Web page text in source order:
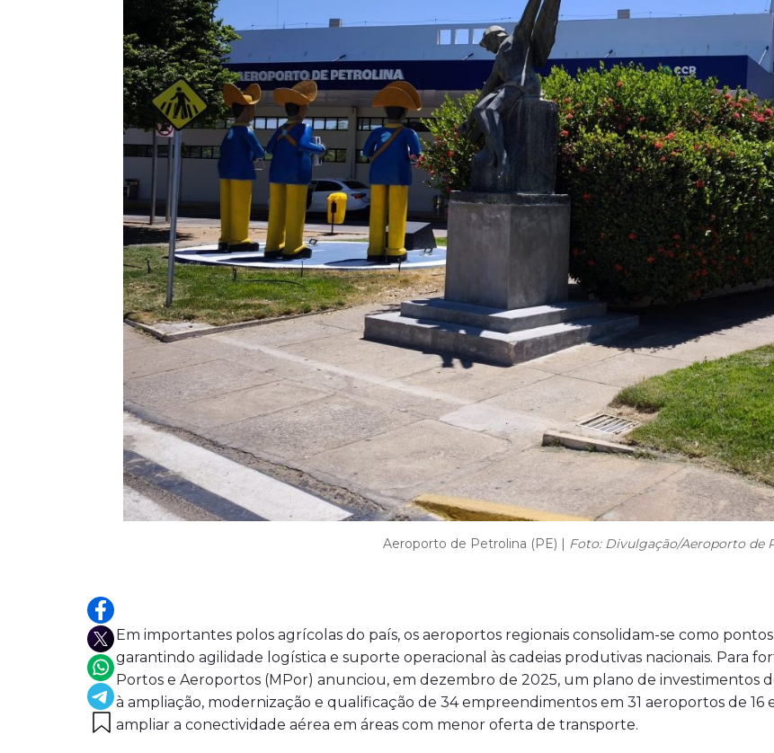
Aeroporto de Petrolina (PE) | Foto: Divulgação/Aeroporto de
Em importantes polos agrícolas do país, os aeroportos regionais consolidam-se como
garantindo agilidade logística e suporte operacional às cadeias produtivas nacionais. Para
Portos e Aeroportos (MPor) anunciou, em dezembro de 2025, um plano de investimentos
à ampliação, modernização e qualificação de 34 empreendimentos em 31 aeroportos de
ampliar a conectividade aérea em áreas com menor oferta de transporte.